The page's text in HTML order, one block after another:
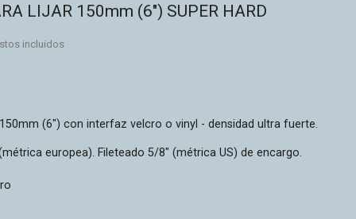
LIJAR 150mm (6") SUPER HARD
incluidos
(6") con interfaz velcro o vinyl - densidad ultra fuerte.
europea). Fileteado 5/8" (métrica US) de encargo.